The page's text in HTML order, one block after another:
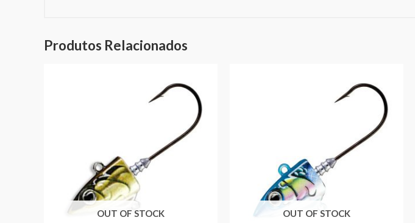
Produtos Relacionados
OUT OF STOCK OUT OF STOCK